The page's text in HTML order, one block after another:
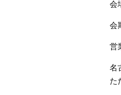
会
会
営
名
た